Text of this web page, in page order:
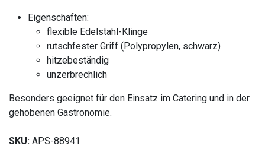
Eigenschaften:
flexible Edelstahl-Klinge
rutschfester Griff (Polypropylen, schwarz)
hitzebeständig
unzerbrechlich
Besonders geeignet für den Einsatz im Catering und in der
gehobenen Gastronomie.
SKU: APS-88941